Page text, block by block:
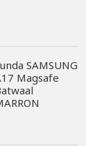
SAMSUNG
Magsafe